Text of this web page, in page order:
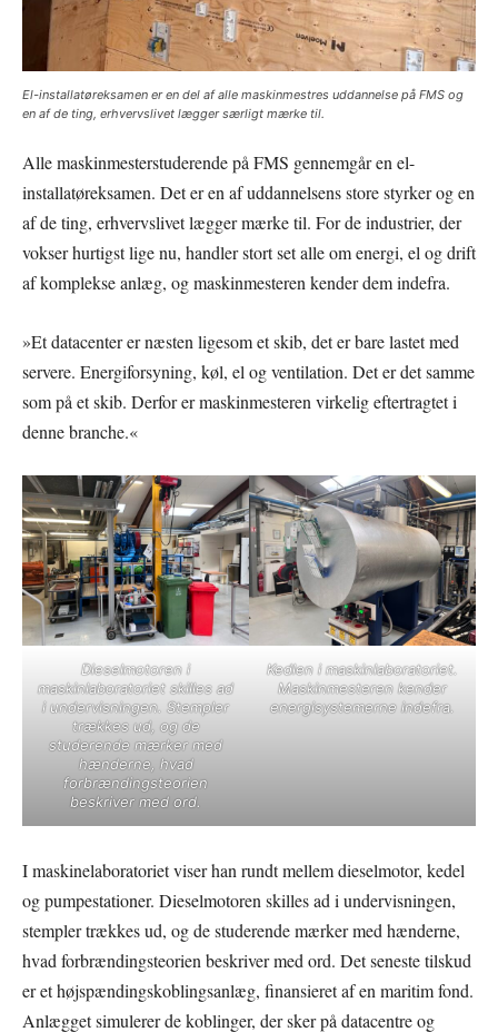
El-installatøreksamen er en del af alle maskinmestres uddannelse på FMS og
en af de ting, erhvervslivet lægger særligt mærke til.
Alle maskinmesterstuderende på FMS gennemgår en el-
installatøreksamen. Det er en af uddannelsens store styrker og en
af de ting, erhvervslivet lægger mærke til. For de industrier, der
vokser hurtigst lige nu, handler stort set alle om energi, el og drift
af komplekse anlæg, og maskinmesteren kender dem indefra.
»Et datacenter er næsten ligesom et skib, det er bare lastet med
servere. Energiforsyning, køl, el og ventilation. Det er det samme
som på et skib. Derfor er maskinmesteren virkelig eftertragtet i
denne branche.«
Dieselmotoren i
maskinlaboratoriet skilles ad
i undervisningen. Stempler
trækkes ud, og de
studerende mærker med
hænderne, hvad
forbrændingsteorien
beskriver med ord.
Kedlen i maskinlaboratoriet.
Maskinmesteren kender
energisystemerne indefra.
I maskinelaboratoriet viser han rundt mellem dieselmotor, kedel
og pumpestationer. Dieselmotoren skilles ad i undervisningen,
stempler trækkes ud, og de studerende mærker med hænderne,
hvad forbrændingsteorien beskriver med ord. Det seneste tilskud
er et højspændingskoblingsanlæg, finansieret af en maritim fond.
Anlægget simulerer de koblinger, der sker på datacentre og